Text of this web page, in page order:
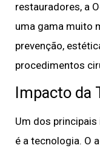
restauradores, a
uma gama muito
prevenção,
procedimentos
Impacto da
Um dos
é a tecnologia. O